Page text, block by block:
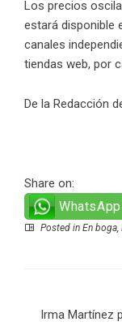
Los precios
estará disponible
canales
tiendas web, por
De la Redacción
Share on:
WhatsApp
Posted in En boga,
Irma Martínez